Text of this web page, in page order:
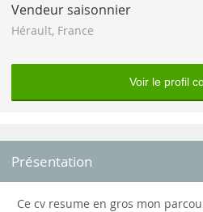
Vendeur saisonnier
Hérault, France
Voir le profil
Présentation
Ce cv resume en gros mon